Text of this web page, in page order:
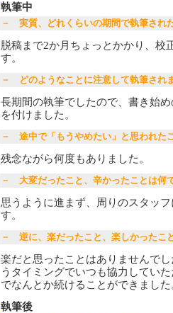
執筆中
－ 実質、どれくらいの期間で執筆され
脱稿まで2か月ちょっとかかり、校
す。
－ どのようなことに注意して執筆され
長期間の執筆でしたので、書き始
を付けました。
－ 途中で「もうやめたい」と思われた
残念ながら何度もありました。
－ 大変だったこと、辛かったことは何
思うように進まず、周りのスタッ
す。
－ 逆に、楽だったこと、楽しかったこ
楽だと思ったことはありませんで
うタイミングでいつも協力してい
でなんとか続けることができました
執筆後